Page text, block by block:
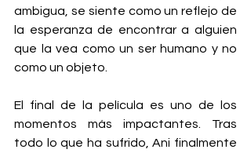
ambigua, se siente como un reflejo de
la esperanza de encontrar a alguien
que la vea como un ser humano y no
como un objeto.
El final de la película es uno de los
momentos más impactantes. Tras
todo lo que ha sufrido, Ani finalmente